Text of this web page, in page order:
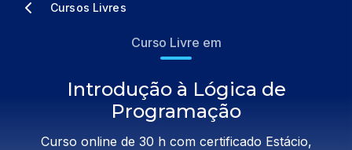
Cursos Livres
Curso Livre em
Introdução à Lógica de
Programação
Curso online de 30 h com certificado Estácio,